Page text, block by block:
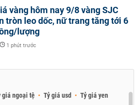
vàng hôm nay 9/8 vàng SJC
tròn leo dốc, nữ trang tăng tới 6
lượng
1 phút trước
giá ngoại tệ Tỷ giá usd
Tỷ giá yen